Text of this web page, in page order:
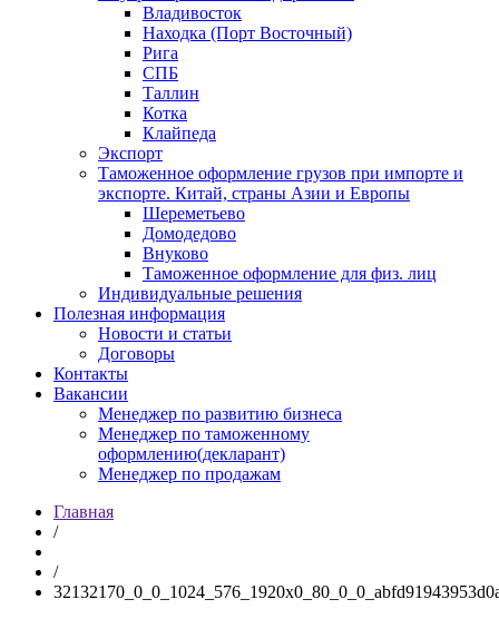
Владивосток
Находка (Порт Восточный)
Рига
СПБ
Таллин
Котка
Клайпеда
Экспорт
Таможенное оформление грузов при импорте и
экспорте. Китай, страны Азии и Европы
Шереметьево
Домодедово
Внуково
Таможенное оформление для физ. лиц
Индивидуальные решения
Полезная информация
Новости и статьи
Договоры
Контакты
Вакансии
Менеджер по развитию бизнеса
Менеджер по таможенному
оформлению(декларант)
Менеджер по продажам
Главная
/
/